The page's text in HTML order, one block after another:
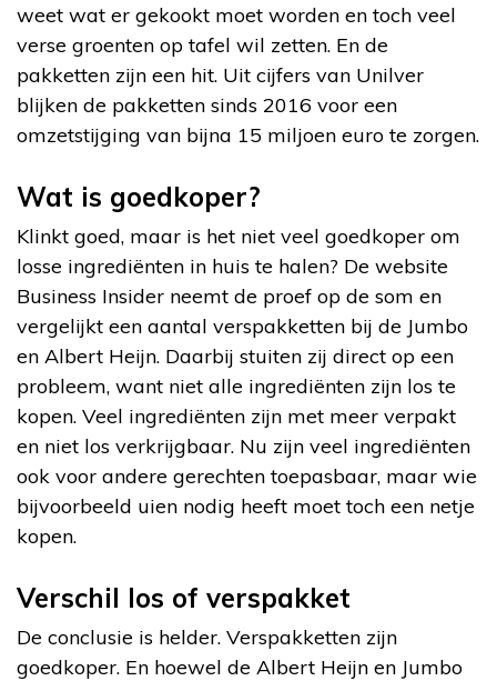
weet wat er gekookt moet worden en toch veel
verse groenten op tafel wil zetten. En de
pakketten zijn een hit. Uit cijfers van Unilver
blijken de pakketten sinds 2016 voor een
omzetstijging van bijna 15 miljoen euro te zorgen.
Wat is goedkoper?
Klinkt goed, maar is het niet veel goedkoper om
losse ingrediënten in huis te halen? De website
Business Insider neemt de proef op de som en
vergelijkt een aantal verspakketten bij de Jumbo
en Albert Heijn. Daarbij stuiten zij direct op een
probleem, want niet alle ingrediënten zijn los te
kopen. Veel ingrediënten zijn met meer verpakt
en niet los verkrijgbaar. Nu zijn veel ingrediënten
ook voor andere gerechten toepasbaar, maar wie
bijvoorbeeld uien nodig heeft moet toch een netje
kopen.
Verschil los of verspakket
De conclusie is helder. Verspakketten zijn
goedkoper. En hoewel de Albert Heijn en Jumbo